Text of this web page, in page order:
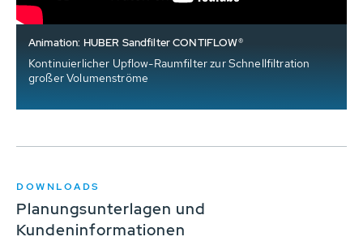
Animation: HUBER Sandfilter CONTIFLOW®
Kontinuierlicher Upflow-Raumfilter zur Schnellfiltration
großer Volumenströme
DOWNLOADS
Planungsunterlagen und
Kundeninformationen